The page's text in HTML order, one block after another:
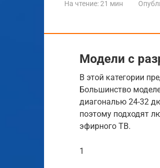
На чтение:21 мин
Модели с
В этой категории
Большинство
диагональю 24-32
поэтому подходят
эфирного ТВ.
1